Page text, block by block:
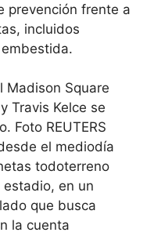
prevención frente a
incluidos
el mediodía
todoterreno
en un
que busca
la cuenta